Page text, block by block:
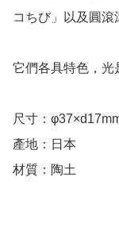
コちび」以及圓滾
它們各具特色，光
尺寸：
產地：日本
材質：陶土